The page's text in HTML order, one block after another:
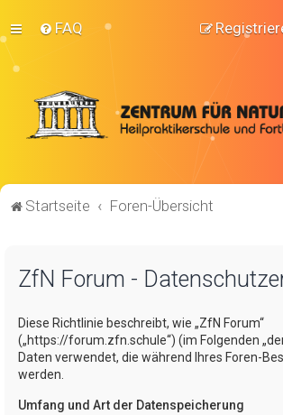
FAQ
Startseite Foren-Übersicht
ZfN Forum -
Diese Richtlinie beschreibt, wie „ZfN Forum“
(„https://forum.zfn.schule“) (im Folgenden
Daten verwendet, die während Ihres Foren-
werden.
Umfang und Art der Datenspeicherung